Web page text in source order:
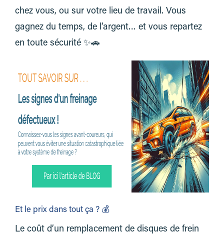
chez vous, ou sur votre lieu de travail. Vous
gagnez du temps, de l’argent… et vous repartez
en toute sécurité ✨🚗
Et le prix dans tout ça ? 💰
Le coût d’un remplacement de disques de frein